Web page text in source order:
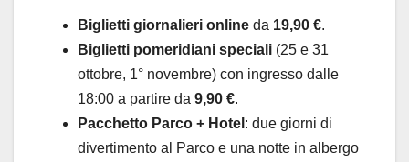
Biglietti giornalieri online da 19,90 €.
Biglietti pomeridiani speciali (25 e 31
ottobre, 1° novembre) con ingresso dalle
18:00 a partire da 9,90 €.
Pacchetto Parco + Hotel : due giorni di
divertimento al Parco e una notte in albergo